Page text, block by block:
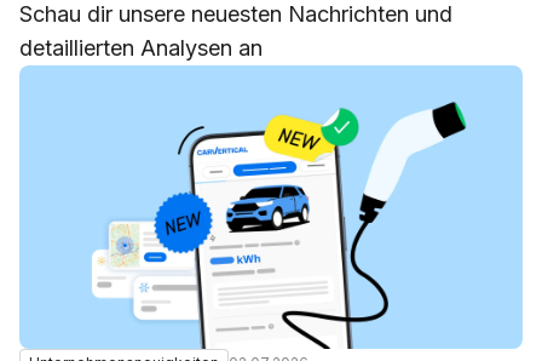
Schau dir unsere neuesten Nachrichten und
detaillierten Analysen an